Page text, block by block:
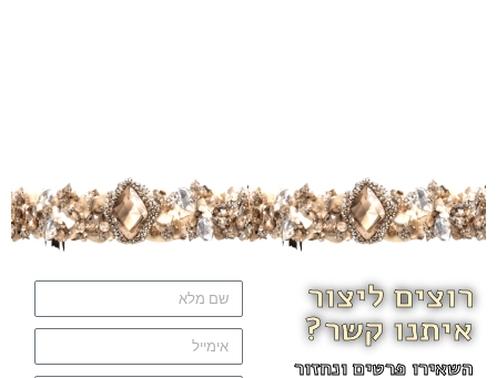
רוצים ליצור
איתנו קשר?
השאירו פרטים ונחזור